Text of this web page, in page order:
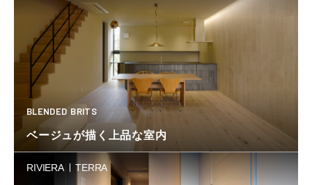
BLENDED BRITS
ベージュが描く上品な室内
RIVIERA TERRA